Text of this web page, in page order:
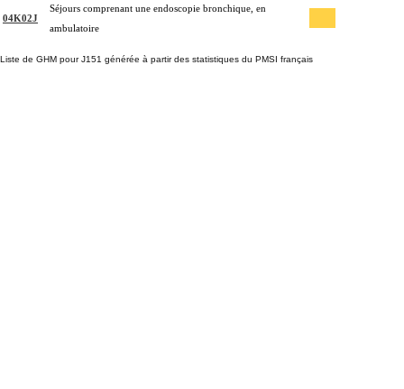
04K02J
Séjours comprenant une endoscopie bronchique, en
ambulatoire
Liste de GHM pour J151 générée à partir des statistiques du PMSI français